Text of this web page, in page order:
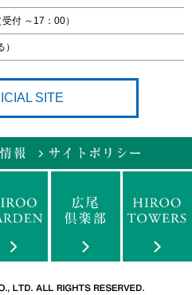
SITE
付 ～17：00）